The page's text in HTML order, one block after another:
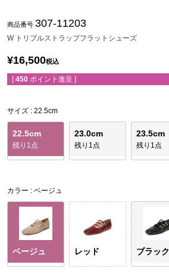
商品番号 307-11203
W トリプルストラップフラットシューズ
¥16,500税込
[ 450 ポイント進呈 ]
サイズ 22.5cm
22.5cm
残り1点
23.0cm
残り1点
23.5cm
残り1点
カラー ベージュ
ベージュ レッド ブラック